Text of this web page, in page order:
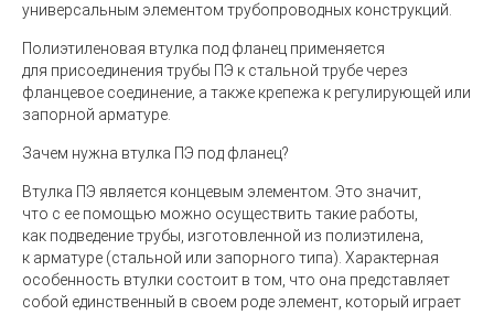
универсальным элементом трубопроводных конструкций.
Полиэтиленовая втулка под фланец применяется
для присоединения трубы ПЭ к стальной трубе через
фланцевое соединение, а также крепежа к регулирующей или
запорной арматуре.
Зачем нужна втулка ПЭ под фланец?
Втулка ПЭ является концевым элементом. Это значит,
что с ее помощью можно осуществить такие работы,
как подведение трубы, изготовленной из полиэтилена,
к арматуре (стальной или запорного типа). Характерная
особенность втулки состоит в том, что она представляет
собой единственный в своем роде элемент, который играет